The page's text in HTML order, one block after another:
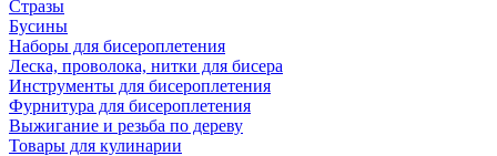
Стразы
Бусины
Наборы для бисероплетения
Леска, проволока, нитки для бисера
Инструменты для бисероплетения
Фурнитура для бисероплетения
Выжигание и резьба по дереву
Товары для кулинарии